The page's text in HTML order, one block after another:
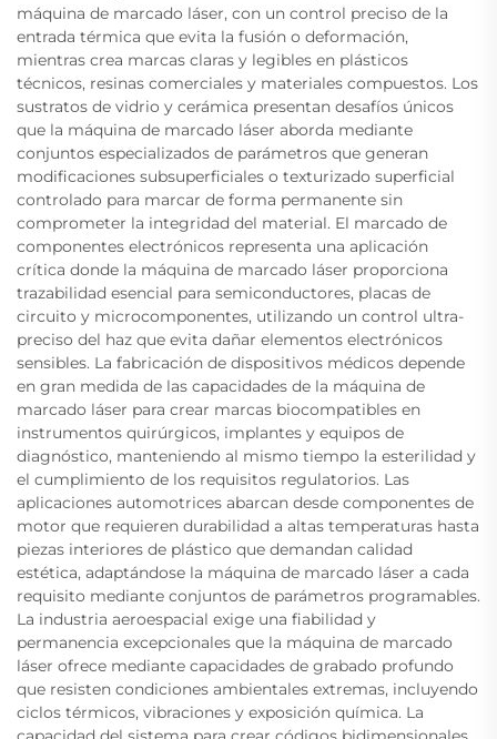
máquina de marcado láser, con un control preciso de la
entrada térmica que evita la fusión o deformación,
mientras crea marcas claras y legibles en plásticos
técnicos, resinas comerciales y materiales compuestos. Los
sustratos de vidrio y cerámica presentan desafíos únicos
que la máquina de marcado láser aborda mediante
conjuntos especializados de parámetros que generan
modificaciones subsuperficiales o texturizado superficial
controlado para marcar de forma permanente sin
comprometer la integridad del material. El marcado de
componentes electrónicos representa una aplicación
crítica donde la máquina de marcado láser proporciona
trazabilidad esencial para semiconductores, placas de
circuito y microcomponentes, utilizando un control ultra-
preciso del haz que evita dañar elementos electrónicos
sensibles. La fabricación de dispositivos médicos depende
en gran medida de las capacidades de la máquina de
marcado láser para crear marcas biocompatibles en
instrumentos quirúrgicos, implantes y equipos de
diagnóstico, manteniendo al mismo tiempo la esterilidad y
el cumplimiento de los requisitos regulatorios. Las
aplicaciones automotrices abarcan desde componentes de
motor que requieren durabilidad a altas temperaturas hasta
piezas interiores de plástico que demandan calidad
estética, adaptándose la máquina de marcado láser a cada
requisito mediante conjuntos de parámetros programables.
La industria aeroespacial exige una fiabilidad y
permanencia excepcionales que la máquina de marcado
láser ofrece mediante capacidades de grabado profundo
que resisten condiciones ambientales extremas, incluyendo
ciclos térmicos, vibraciones y exposición química. La